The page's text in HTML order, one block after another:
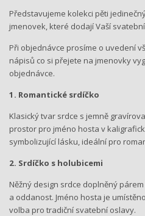
Představujeme kolekci pěti
jmenovek, které dodají Vaší
Při objednávce prosíme o uvedení
nápisů co si přejete na jmenovky
objednávce.
1. Romantické srdíčko
Klasický tvar srdce s jemně
prostor pro jméno hosta v
symbolizující lásku, ideální pro
2. Srdíčko s holubicemi
Něžný design srdce doplněný
a oddanost. Jméno hosta je
volba pro tradiční svatební oslavy.